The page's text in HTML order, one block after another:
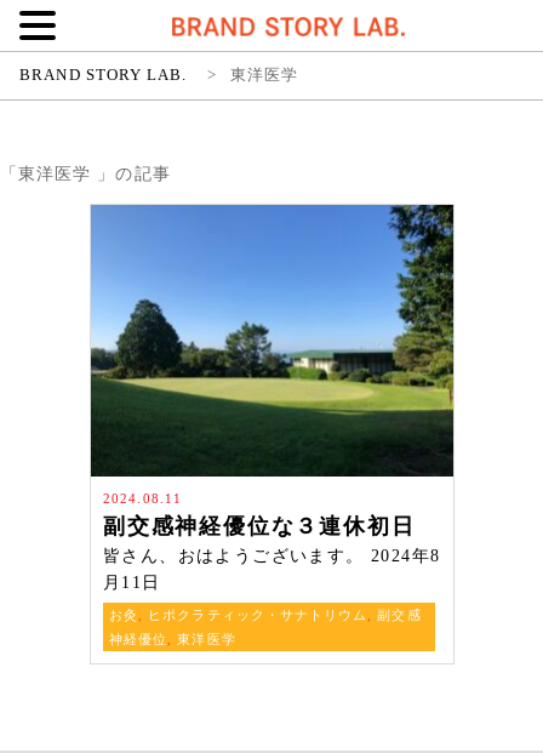
BRAND STORY LAB. > 東洋医学
「東洋医学 」の記事
2024.08.11
副交感神経優位な３連休初日
皆さん、おはようございます。 2024年8
月11日
お灸 ヒポクラティック・サナトリウム ,副交感
神経優位
,東洋医学